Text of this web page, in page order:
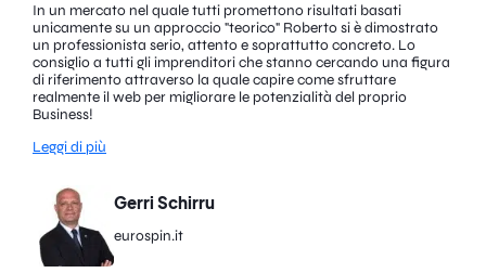
In un mercato nel quale tutti promettono risultati basati
unicamente su un approccio "teorico" Roberto si è dimostrato
un professionista serio, attento e soprattutto concreto. Lo
consiglio a tutti gli imprenditori che stanno cercando una figura
di riferimento attraverso la quale capire come sfruttare
realmente il web per migliorare le potenzialità del proprio
Business!
Leggi di più
Gerri Schirru
eurospin.it